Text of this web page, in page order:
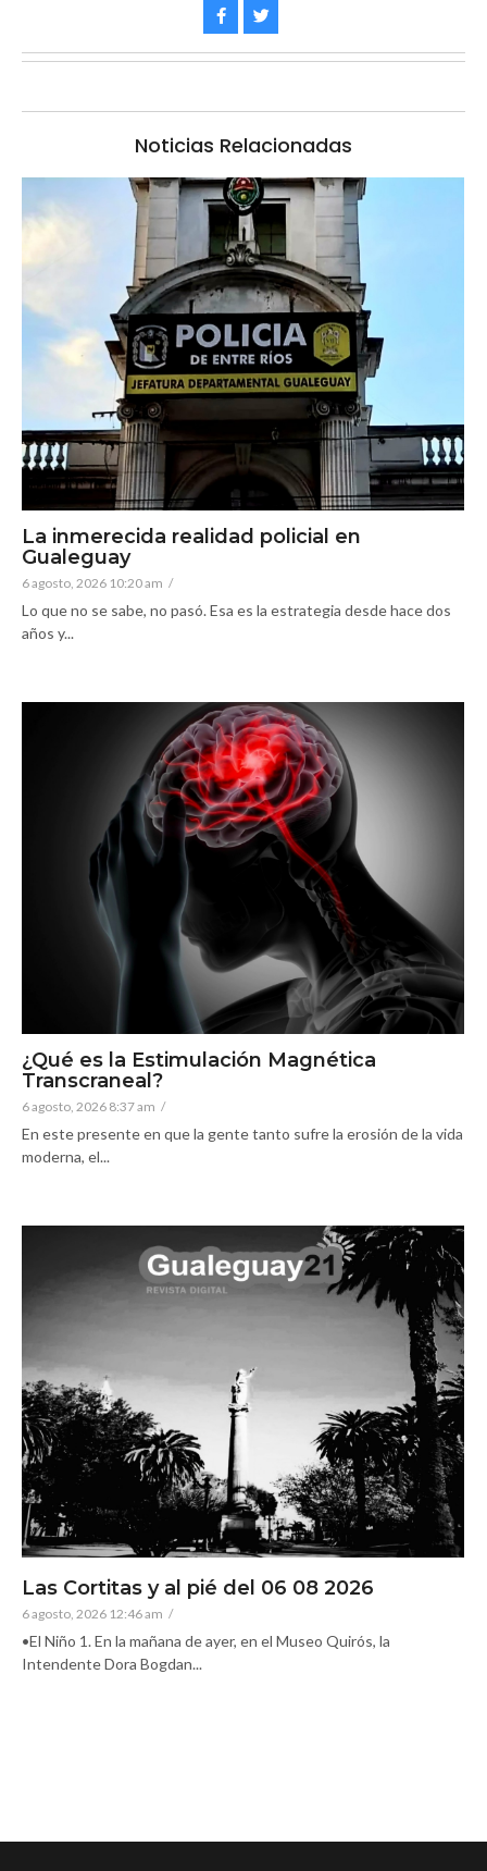
Noticias Relacionadas
La inmerecida realidad policial en
Gualeguay
6 agosto, 2026 10:20 am /
Lo que no se sabe, no pasó. Esa es la estrategia desde hace dos
años y...
¿Qué es la Estimulación Magnética
Transcraneal?
6 agosto, 2026 8:37 am /
En este presente en que la gente tanto sufre la erosión de la vida
moderna, el...
Las Cortitas y al pié del 06 08 2026
6 agosto, 2026 12:46 am /
•El Niño 1. En la mañana de ayer, en el Museo Quirós, la
Intendente Dora Bogdan...